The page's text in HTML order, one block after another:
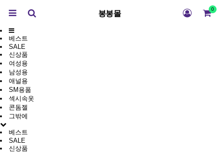
봉봉몰 0
베스트
SALE
신상품
여성용
남성용
애널용
SM용품
섹시속옷
콘돔젤
그밖에
베스트
SALE
신상품